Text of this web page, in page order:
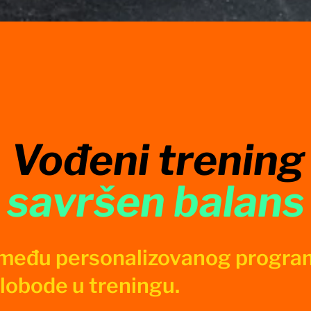
Vođeni trening
savršen balans
personalizovanog
u treningu.